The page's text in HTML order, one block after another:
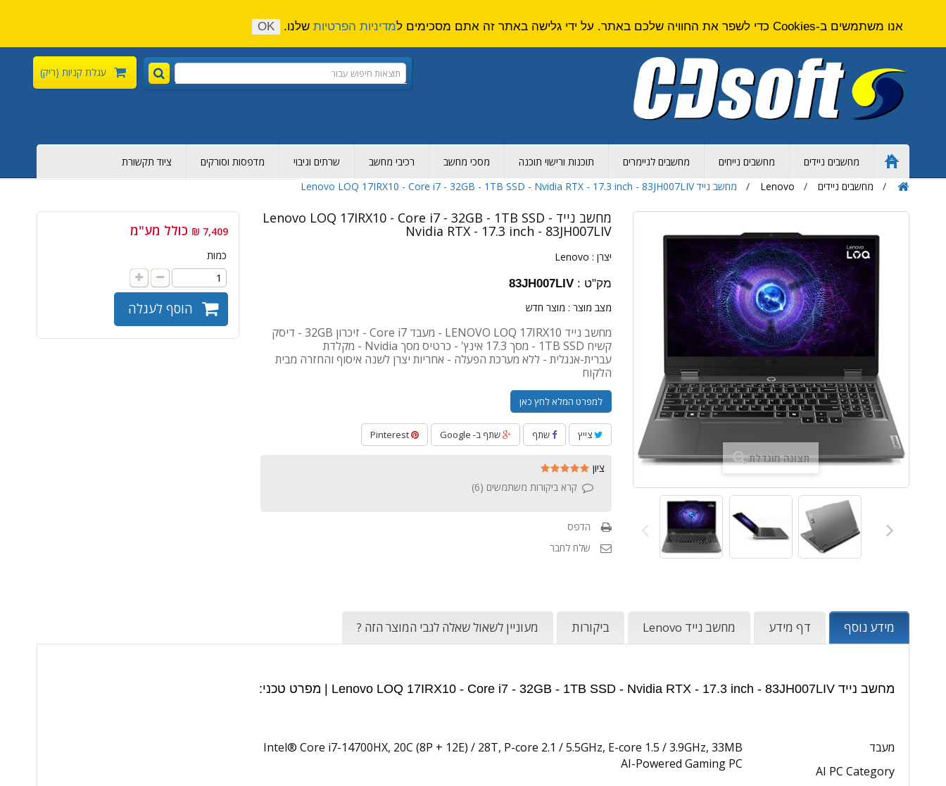
עגלת קניות (ריק)
Home
Page
מחשבים ניידים מחשבים נייחים מחשבים לגיימרים תוכנות ורישוי תוכנה מסכי מחשב רכיבי מחשב שרתים וגיבוי מדפסות וסורקים
ציוד תקשורת
מחשבים ניידים
Lenovo מחשב נייד Lenovo LOQ 17IRX10 - Core i7 - 32GB - 1TB SSD - Nvidia RTX - 17.3 inch - 83JH007LIV
תצוגה מוגדלת
מחשב נייד Lenovo LOQ 17IRX10 - Core i7 - 32GB - 1TB SSD -
Nvidia RTX - 17.3 inch - 83JH007LIV
יצרן : Lenovo
מק"ט : 83JH007LIV
מצב מוצר : מוצר חדש
מחשב נייד LENOVO LOQ 17IRX10 - מעבד Core i7 - זיכרון 32GB - דיסק
קשיח 1TB SSD - מסך 17.3 אינץ' - כרטיס מסך Nvidia - מקלדת
עברית-אנגלית - ללא מערכת הפעלה - אחריות יצרן לשנה איסוף והחזרה מבית
הלקוח
למפרט המלא לחץ כאן
צייץ שתף שתף ב- Google Pinterest
ציון
קרא ביקורות משתמשים (6
)
הדפס
שלח לחבר
7,409 ₪ כולל מע"מ
כמות
הוסף לעגלה
מידע נוסף דף מידע מחשב נייד Lenovo ביקורות מעוניין לשאול שאלה לגבי המוצר הזה ?
מחשב נייד Lenovo LOQ 17IRX10 - Core i7 - 32GB - 1TB SSD - Nvidia RTX - 17.3 inch - 83JH007LIV | מפרט טכני:
מעבד
Intel® Core i7-14700HX, 20C (8P + 12E) / 28T, P-core 2.1 / 5.5GHz, E-core 1.5 / 3.9GHz, 33MB
AI PC Category
AI-Powered Gaming PC
אנו משתמשים ב-Cookies כדי לשפר את החוויה שלכם באתר. על ידי גלישה באתר זה אתם מסכימים ל מדיניות הפרטיות שלנו. OK